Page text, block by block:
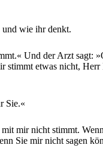
und wie ihr denkt.
Und der Arzt sagt:
stimmt etwas nicht, Herr
Sie.«
mir nicht stimmt.
Sie mir nicht sagen